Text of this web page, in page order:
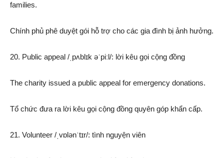
families.
Chính phủ phê duyệt gói hỗ trợ cho các gia đình bị ảnh hưởng.
20. Public appeal /ˌpʌblɪk əˈpiːl/: lời kêu gọi cộng đồng
The charity issued a public appeal for emergency donations.
Tổ chức đưa ra lời kêu gọi cộng đồng quyên góp khẩn cấp.
21. Volunteer /ˌvɒlənˈtɪr/: tình nguyện viên